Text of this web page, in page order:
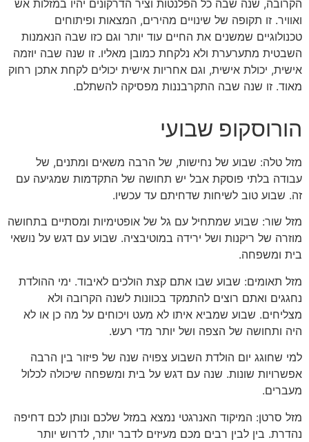
הקרובה, שנה שבה כל הפלנטות וציר הדרקונים יהיו במזלות אש
ואוויר. זו תקופה של שינויים מהירים, המצאות ופיתוחים
טכנולוגיים שמשנים את החיים עוד יותר וגם כזו שבה הנאמנות
השבטית מתערערת ולא נלקחת כמובן מאליו. זו שנה שבה יוזמה
אישית, יכולת אישית, וגם אחריות אישית יכולים לקחת אתכן רחוק
מאוד. זו שנה שבה התקרבננות מפסיקה להשתלם.
הורוסקופ שבועי
מזל טלה: שבוע של נחישות, של הרבה משאים ומתנים, של
עבודה בלתי פוסקת אבל יש תחושה של התקדמות שמגיעה עם
זה. שבוע טוב לשיחות שדחיתם עד עכשיו.
מזל שור: שבוע שמתחיל עם גל של אופטימיות ומסתיים בתחושה
מוזרה של ריקנות ושל ירידה במוטיבציה. שבוע עם דגש על נושאי
בית ומשפחה.
מזל תאומים: שבוע שבו אתם קצת הולכים לאיבוד. ימי ההולדת
נחגגים ואתם רוצים להתמקד בכוונות לשנה הקרובה ולא
מצליחים. שבוע שמביא איתו לא מעט ויכוחים על מה כן או לא
היה ותחושה של הצפה ושל יותר מדי רעש.
למי שחוגג יום הולדת השבוע צפויה שנה של פיזור בין הרבה
אפשרויות שונות. שנה עם דגש על בית ומשפחה שיכולה לכלול
מעברים.
מזל סרטן: המיקוד האנרגטי נמצא במזל שלכם ונותן לכם דחיפה
נהדרת. בין לבין רבים מכם מעיזים לדבר יותר, לדרוש יותר